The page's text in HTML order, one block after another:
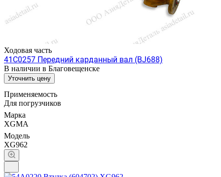
Ходовая часть
41C0257 Передний карданный вал (BJ688)
В наличии в Благовещенске
Уточнить цену
Применяемость
Для погрузчиков
Марка
XGMA
Модель
XG962